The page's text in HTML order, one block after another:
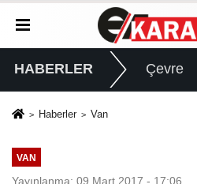
HABERLER Çevre
Haberler Van
VAN
Yayınlanma: 09 Mart 2017 - 17:06